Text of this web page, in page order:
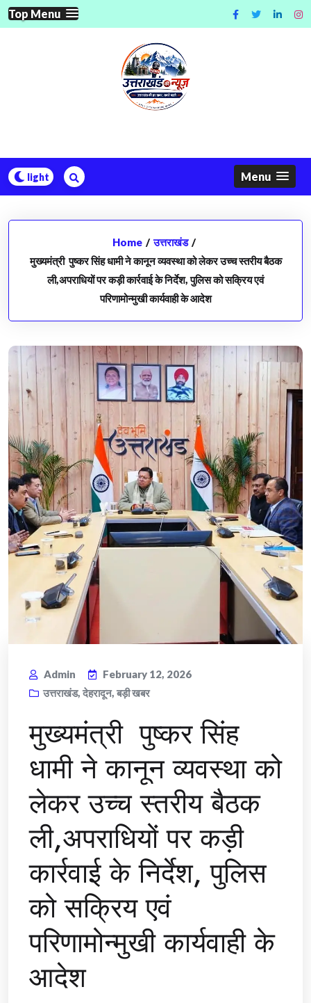
Skip
to
Top Menu
Menu
Home / उत्तराखंड /
मुख्यमंत्री पुष्कर सिंह धामी ने कानून व्यवस्था को लेकर उच्च स्तरीय बैठक
ली,अपराधियों पर कड़ी कार्रवाई के निर्देश, पुलिस को सक्रिय एवं
परिणामोन्मुखी कार्यवाही के आदेश
Admin
February 12, 2026
उत्तराखंड, देहरादून, बड़ी खबर
मुख्यमंत्री पुष्कर सिंह
धामी ने कानून व्यवस्था को
लेकर उच्च स्तरीय बैठक
ली,अपराधियों पर कड़ी
कार्रवाई के निर्देश, पुलिस
को सक्रिय एवं
परिणामोन्मुखी कार्यवाही के
आदेश